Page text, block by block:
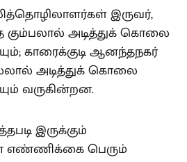
இருவர்,
கும்பலால் அடித்துக் கொலை
காரைக்குடி ஆனந்தநகர்
அடித்துக் கொலை
வருகின்றன.
இருக்கும்
எண்ணிக்கை பெரும்